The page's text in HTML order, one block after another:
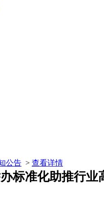
公告 > 查看详情
标准化助推行